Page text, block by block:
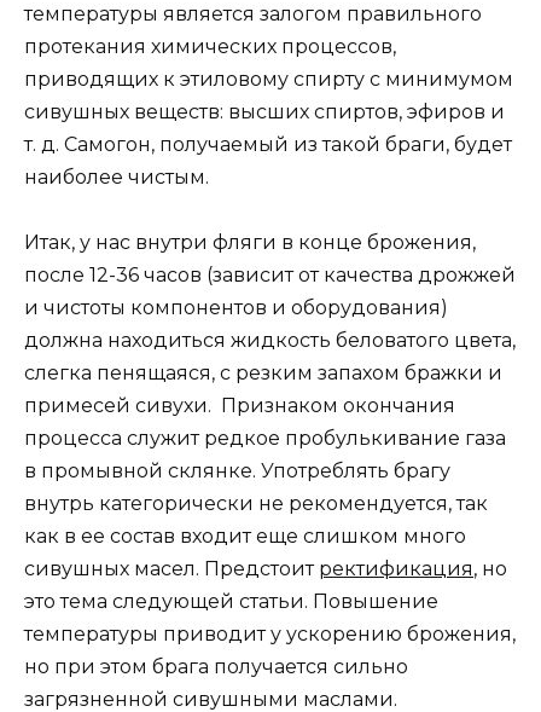
температуры является залогом правильного
протекания химических процессов,
приводящих к этиловому спирту с минимумом
сивушных веществ: высших спиртов, эфиров и
т. д. Самогон, получаемый из такой браги, будет
наиболее чистым.
Итак, у нас внутри фляги в конце брожения,
после 12-36 часов (зависит от качества дрожжей
и чистоты компонентов и оборудования)
должна находиться жидкость беловатого цвета,
слегка пенящаяся, с резким запахом бражки и
примесей сивухи. Признаком окончания
процесса служит редкое пробулькивание газа
в промывной склянке. Употреблять брагу
внутрь категорически не рекомендуется, так
как в ее состав входит еще слишком много
сивушных масел. Предстоит ректификация, но
это тема следующей статьи. Повышение
температуры приводит у ускорению брожения,
но при этом брага получается сильно
загрязненной сивушными маслами.